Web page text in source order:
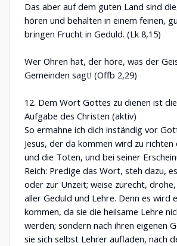
Das aber auf dem guten Land sind
hören und behalten in einem feinen,
bringen Frucht in Geduld. (Lk 8,15)
Wer Ohren hat, der höre, was der
Gemeinden sagt! (Offb 2,29)
12. Dem Wort Gottes zu dienen ist
Aufgabe des Christen (aktiv)
So ermahne ich dich inständig vor
Jesus, der da kommen wird zu richten
und die Toten, und bei seiner
Reich: Predige das Wort, steh dazu,
oder zur Unzeit; weise zurecht,
aller Geduld und Lehre. Denn es wird
kommen, da sie die heilsame Lehre
werden; sondern nach ihren eigenen
sie sich selbst Lehrer aufladen, nach